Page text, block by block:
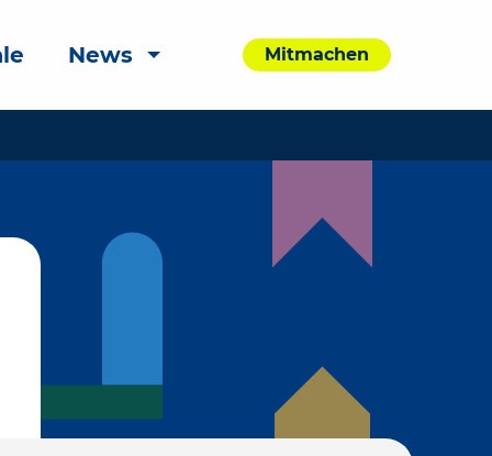
News Mitmachen